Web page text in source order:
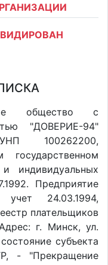
общество с
"ДОВЕРИЕ-94"
100262200,
индивидуальных
Предприятие
24.03.1994,
плательщиков
г. Минск, ул.
субъекта
- "Прекращение